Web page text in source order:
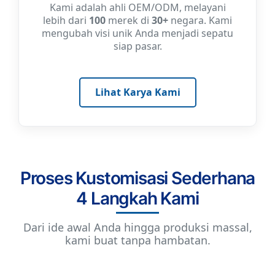
Kami adalah ahli OEM/ODM, melayani
lebih dari 100 merek di 30+ negara. Kami
mengubah visi unik Anda menjadi sepatu
siap pasar.
Lihat Karya Kami
Proses Kustomisasi Sederhana
4 Langkah Kami
Dari ide awal Anda hingga produksi massal,
kami buat tanpa hambatan.